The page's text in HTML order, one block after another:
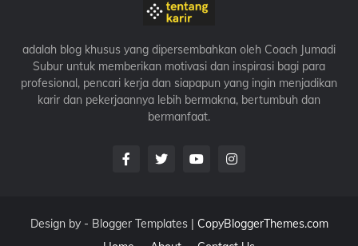
adalah blog khusus yang dipersembahkan oleh Coach Jumadi
Subur untuk memberikan motivasi dan inspirasi bagi para
profesional, pencari kerja dan siapapun yang ingin menjadikan
karir dan pekerjaannya lebih bermakna, bertumbuh dan
bermanfaat.
Design by - Blogger Templates| CopyBloggerThemes.com